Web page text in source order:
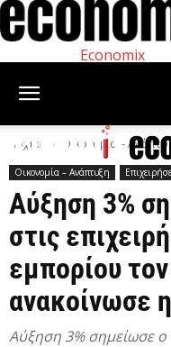
Economix
Αρχική Οικονομία –
Οικονομία – Ανάπτυξη
Αύξηση 3%
στις
εμπορίου
ανακοίνωσε
Αύξηση 3% σημείωσε ο